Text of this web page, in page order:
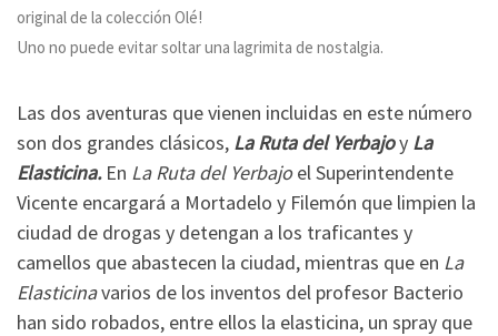
original de la colección Olé!
Uno no puede evitar soltar una lagrimita de nostalgia.
Las dos aventuras que vienen incluidas en este número
son dos grandes clásicos, La Ruta del Yerbajoy La
Elasticina. En La Ruta del Yerbajoel Superintendente
Vicente encargará a Mortadelo y Filemón que limpien la
ciudad de drogas y detengan a los traficantes y
camellos que abastecen la ciudad, mientras que en La
Elasticinavarios de los inventos del profesor Bacterio
han sido robados, entre ellos la elasticina, un spray que